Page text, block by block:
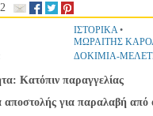
ΙΣΤΟΡΙΚΑ•
ΜΩΡΑΙΤΗΣ
ΔΟΚΙΜΙΑ-
Κατόπιν παραγγελίας
αποστολής για παραλαβή από